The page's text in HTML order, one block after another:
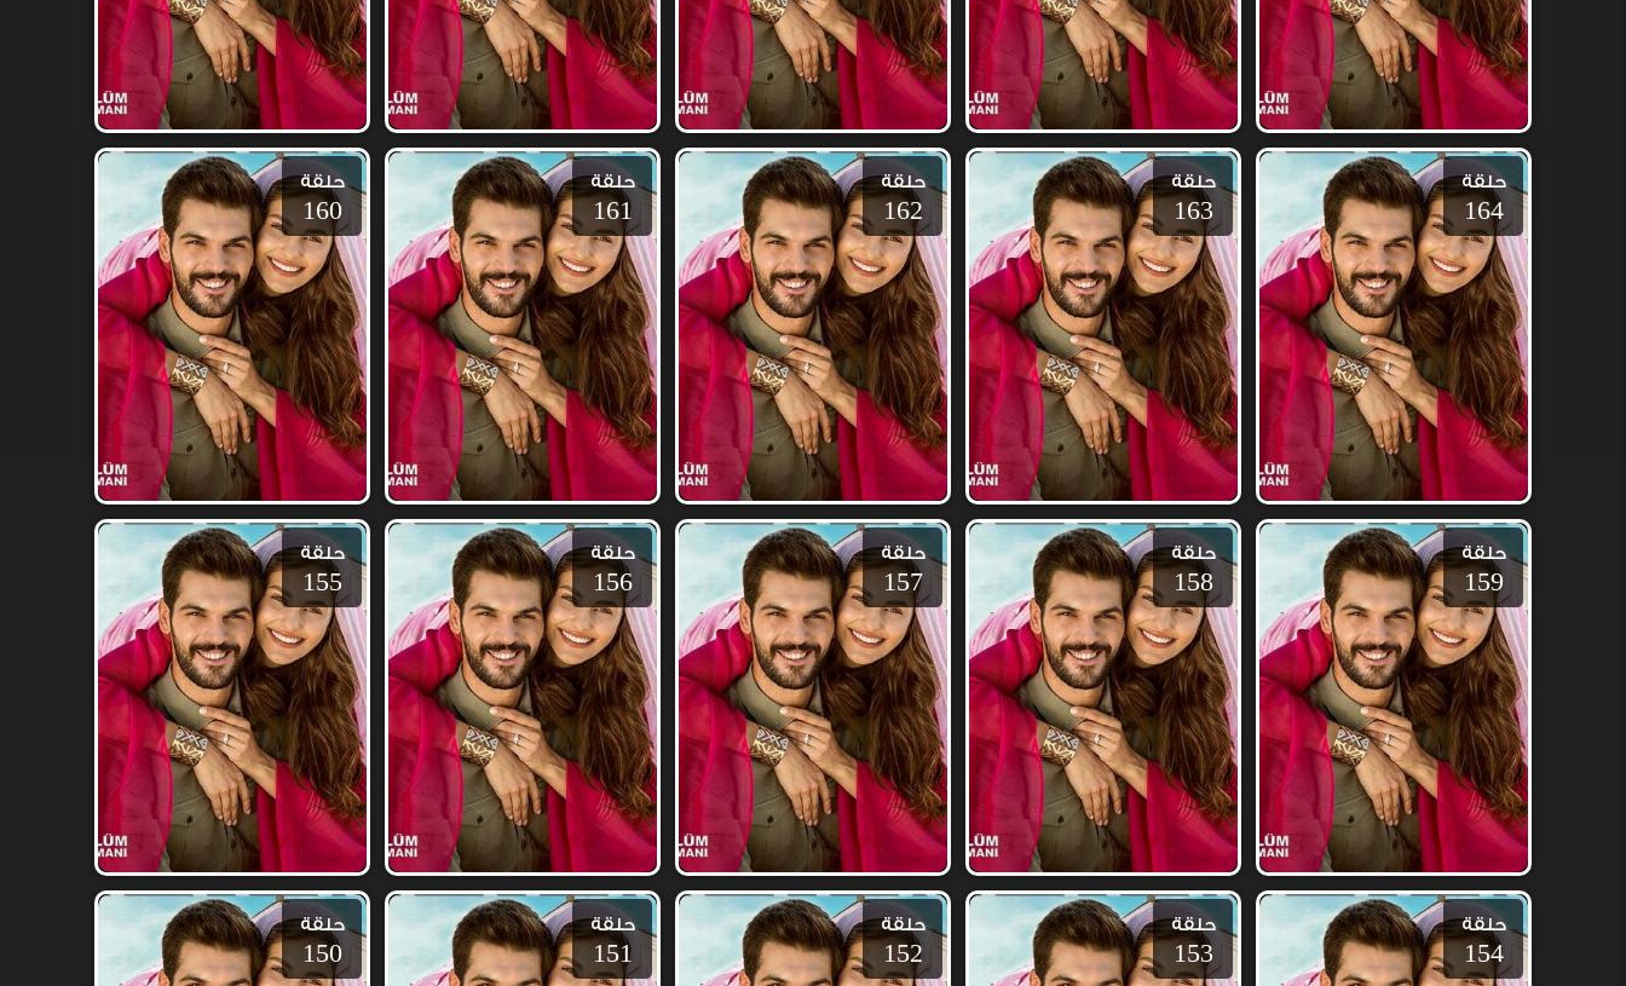
حلقة
164
حلقة
163
حلقة
162
حلقة
161
حلقة
160
حلقة
159
حلقة
158
حلقة
157
حلقة
156
حلقة
155
حلقة
154
حلقة
153
حلقة
152
حلقة
151
حلقة
150